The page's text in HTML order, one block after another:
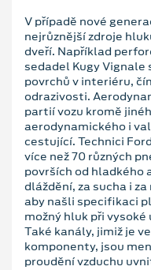
V případě nové
nejrůznější zdroje
dveří. Například
sedadel Kugy Vignale
povrchů v interiéru,
odrazivosti.
partií vozu kromě
aerodynamického i
cestující. Technici
více než 70 různých
površích od hladkého
dláždění, za sucha i
aby našli specifikaci
možný hluk při
Také kanály, jimiž je
komponenty, jsou
proudění vzduchu